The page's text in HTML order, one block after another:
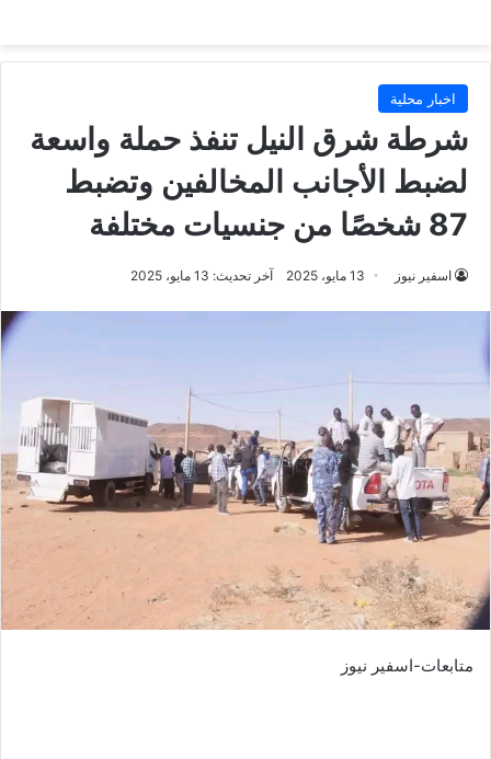
اخبار محلية
شرطة شرق النيل تنفذ حملة واسعة
لضبط الأجانب المخالفين وتضبط
87 شخصًا من جنسيات مختلفة
اسفير نيوز 13 مايو، 2025 آخر تحديث: 13 مايو، 2025
متابعات-اسفير نيوز